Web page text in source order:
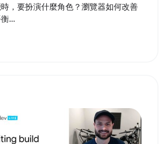
，要扮演什麼角色？瀏覽器如何改善
...